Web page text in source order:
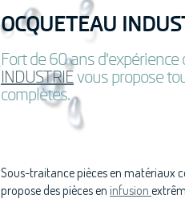
OCQUETEAU
Fort de 60 ans
INDUSTRIEvous propose
complètes.
Sous-traitance pièces en matériaux
propose des pièces en infusion